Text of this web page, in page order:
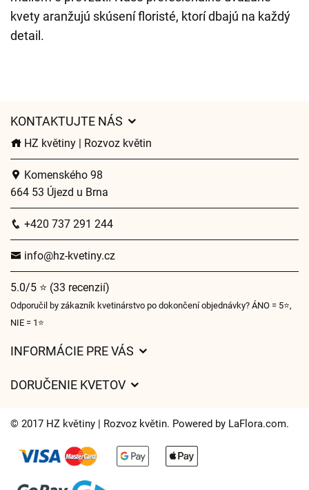
kvety aranžujú skúsení floristé, ktorí dbajú na každý
detail.
KONTAKTUJTE NÁS
HZ květiny | Rozvoz květin
Komenského 98
664 53 Újezd u Brna
+420 737 291 244
info@hz-kvetiny.cz
5.0/5 ⭐ (33 recenzií)
Odporučil by zákazník kvetinárstvo po dokončení objednávky? ÁNO = 5⭐,
NIE = 1⭐
INFORMÁCIE PRE VÁS
Časy doručenia kvetov – prehľad možností
DORUČENIE KVETOV
Kam doručujeme kvety
Súbory cookie
© 2017 HZ květiny | Rozvoz květin. Powered by LaFlora.com.